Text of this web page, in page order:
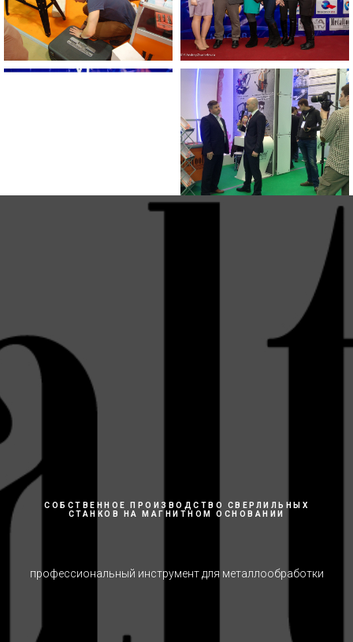
СОБСТВЕННОЕ ПРОИЗВОДСТВО СВЕРЛИЛЬНЫХ
СТАНКОВ НА МАГНИТНОМ ОСНОВАНИИ
профессиональный инструмент для металлообработки